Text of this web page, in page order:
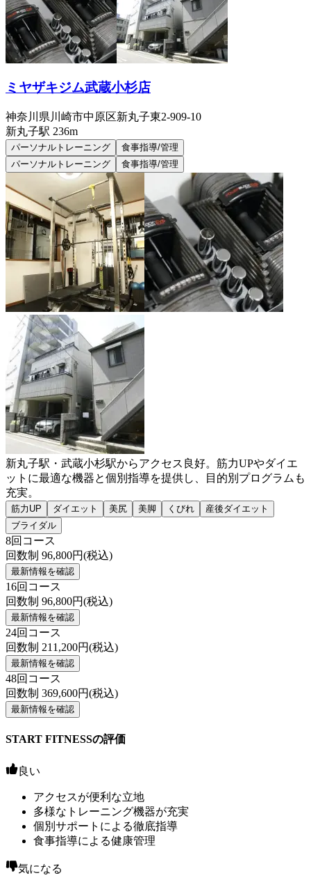
ミヤザキジム武蔵小杉店
神奈川県川崎市中原区新丸子東2-909-10
新丸子駅 236m
パーソナルトレーニング
食事指導/管理
パーソナルトレーニング
食事指導/管理
新丸子駅・武蔵小杉駅からアクセス良好。筋力UPやダイエ
ットに最適な機器と個別指導を提供し、目的別プログラムも
充実。
筋力UP ダイエット 美尻 美脚 くびれ
産後ダイエット
ブライダル
8回コース
回数制 96,800円(税込)
最新情報を確認
16回コース
回数制 96,800円(税込)
最新情報を確認
24回コース
回数制 211,200円(税込)
最新情報を確認
48回コース
回数制 369,600円(税込)
最新情報を確認
START FITNESSの評価
良い
アクセスが便利な立地
多様なトレーニング機器が充実
個別サポートによる徹底指導
食事指導による健康管理
気になる